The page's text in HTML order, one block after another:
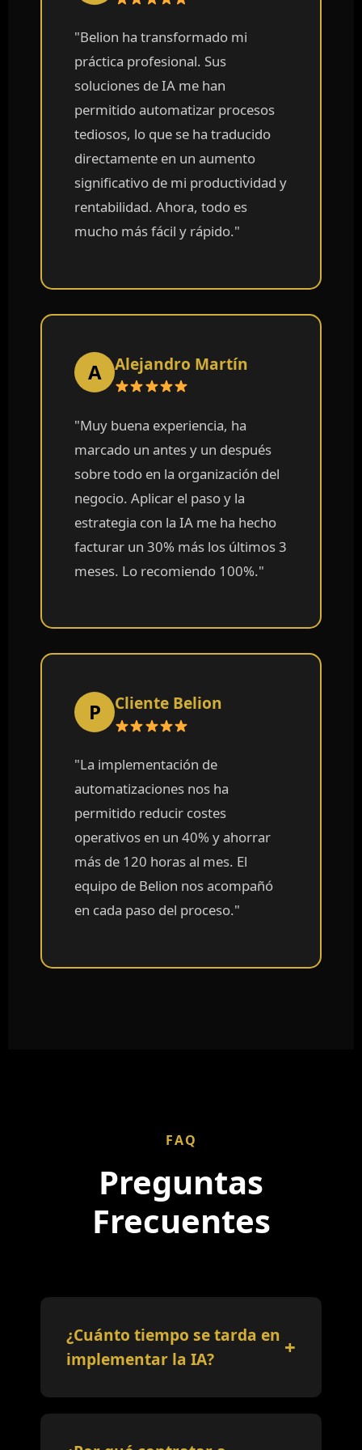
"Belion ha transformado mi
práctica profesional. Sus
soluciones de IA me han
permitido automatizar procesos
tediosos, lo que se ha traducido
directamente en un aumento
significativo de mi productividad y
rentabilidad. Ahora, todo es
mucho más fácil y rápido."
A Alejandro Martín
"Muy buena experiencia, ha
marcado un antes y un después
sobre todo en la organización del
negocio. Aplicar el paso y la
estrategia con la IA me ha hecho
facturar un 30% más los últimos 3
meses. Lo recomiendo 100%."
P Cliente Belion
"La implementación de
automatizaciones nos ha
permitido reducir costes
operativos en un 40% y ahorrar
más de 120 horas al mes. El
equipo de Belion nos acompañó
en cada paso del proceso."
FAQ
Preguntas
Frecuentes
¿Cuánto tiempo se tarda en
implementar la IA?
+